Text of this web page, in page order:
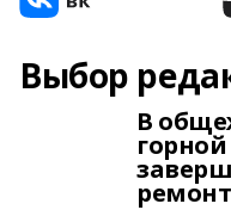
Выбор
В
ремонт